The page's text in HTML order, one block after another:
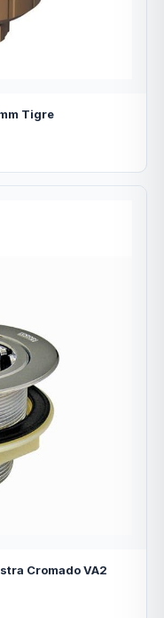
Tigre
Cromado VA2